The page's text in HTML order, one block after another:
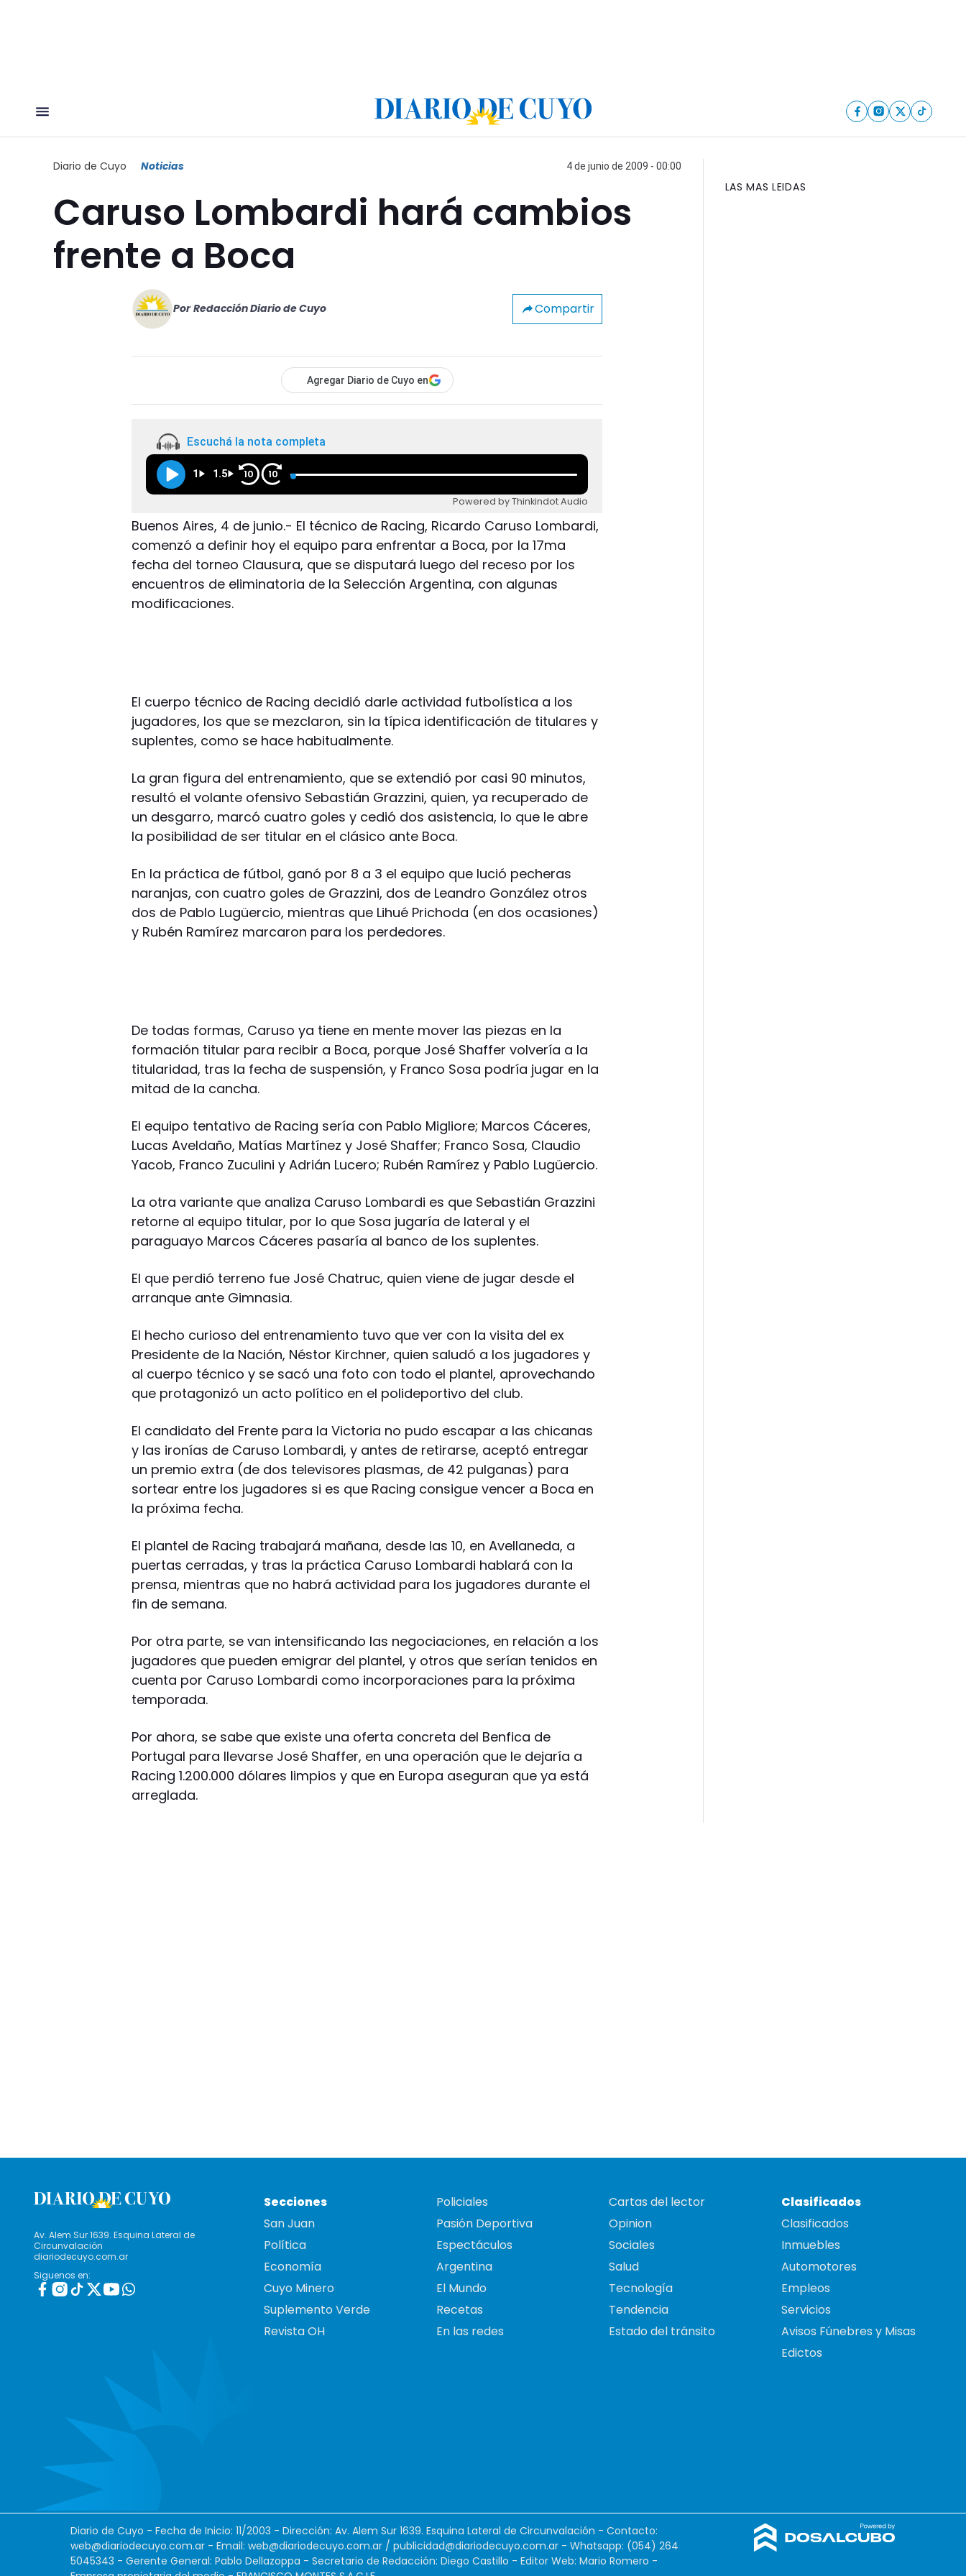
Diario de Cuyo Noticias 4 de junio de 2009 - 00:00
Caruso Lombardi hará cambios
frente a Boca
Por Redacción Diario de Cuyo Compartir
Agregar Diario de Cuyo en
Escuchá la nota completa
1 1.5 10 10
Powered by Thinkindot Audio
Buenos Aires, 4 de junio.- El técnico de Racing, Ricardo Caruso Lombardi,
comenzó a definir hoy el equipo para enfrentar a Boca, por la 17ma
fecha del torneo Clausura, que se disputará luego del receso por los
encuentros de eliminatoria de la Selección Argentina, con algunas
modificaciones.
El cuerpo técnico de Racing decidió darle actividad futbolística a los
jugadores, los que se mezclaron, sin la típica identificación de titulares y
suplentes, como se hace habitualmente.
La gran figura del entrenamiento, que se extendió por casi 90 minutos,
resultó el volante ofensivo Sebastián Grazzini, quien, ya recuperado de
un desgarro, marcó cuatro goles y cedió dos asistencia, lo que le abre
la posibilidad de ser titular en el clásico ante Boca.
En la práctica de fútbol, ganó por 8 a 3 el equipo que lució pecheras
naranjas, con cuatro goles de Grazzini, dos de Leandro González otros
dos de Pablo Lugüercio, mientras que Lihué Prichoda (en dos ocasiones)
y Rubén Ramírez marcaron para los perdedores.
De todas formas, Caruso ya tiene en mente mover las piezas en la
formación titular para recibir a Boca, porque José Shaffer volvería a la
titularidad, tras la fecha de suspensión, y Franco Sosa podría jugar en la
mitad de la cancha.
El equipo tentativo de Racing sería con Pablo Migliore; Marcos Cáceres,
Lucas Aveldaño, Matías Martínez y José Shaffer; Franco Sosa, Claudio
Yacob, Franco Zuculini y Adrián Lucero; Rubén Ramírez y Pablo Lugüercio.
La otra variante que analiza Caruso Lombardi es que Sebastián Grazzini
retorne al equipo titular, por lo que Sosa jugaría de lateral y el
paraguayo Marcos Cáceres pasaría al banco de los suplentes.
El que perdió terreno fue José Chatruc, quien viene de jugar desde el
arranque ante Gimnasia.
El hecho curioso del entrenamiento tuvo que ver con la visita del ex
Presidente de la Nación, Néstor Kirchner, quien saludó a los jugadores y
al cuerpo técnico y se sacó una foto con todo el plantel, aprovechando
que protagonizó un acto político en el polideportivo del club.
El candidato del Frente para la Victoria no pudo escapar a las chicanas
y las ironías de Caruso Lombardi, y antes de retirarse, aceptó entregar
un premio extra (de dos televisores plasmas, de 42 pulganas) para
sortear entre los jugadores si es que Racing consigue vencer a Boca en
la próxima fecha.
El plantel de Racing trabajará mañana, desde las 10, en Avellaneda, a
puertas cerradas, y tras la práctica Caruso Lombardi hablará con la
prensa, mientras que no habrá actividad para los jugadores durante el
fin de semana.
Por otra parte, se van intensificando las negociaciones, en relación a los
jugadores que pueden emigrar del plantel, y otros que serían tenidos en
cuenta por Caruso Lombardi como incorporaciones para la próxima
temporada.
Por ahora, se sabe que existe una oferta concreta del Benfica de
Portugal para llevarse José Shaffer, en una operación que le dejaría a
Racing 1.200.000 dólares limpios y que en Europa aseguran que ya está
arreglada.
LAS MAS LEIDAS
Av. Alem Sur 1639. Esquina Lateral de
Circunvalación
diariodecuyo.com.ar
Siguenos en:
Secciones
San Juan
Política
Economía
Cuyo Minero
Suplemento Verde
Revista OH
Policiales
Pasión Deportiva
Espectáculos
Argentina
El Mundo
Recetas
En las redes
Cartas del lector
Opinion
Sociales
Salud
Tecnología
Tendencia
Estado del tránsito
Clasificados
Clasificados
Inmuebles
Automotores
Empleos
Servicios
Avisos Fúnebres y Misas
Edictos
Diario de Cuyo - Fecha de Inicio: 11/2003 - Dirección: Av. Alem Sur 1639. Esquina Lateral de Circunvalación - Contacto:
web@diariodecuyo.com.ar - Email: web@diariodecuyo.com.ar / publicidad@diariodecuyo.com.ar - Whatsapp: (054) 264
5045343 - Gerente General: Pablo Dellazoppa - Secretario de Redacción: Diego Castillo - Editor Web: Mario Romero -